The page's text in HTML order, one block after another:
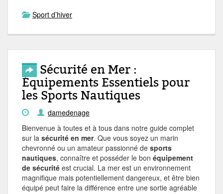
Sport d’hiver
Sécurité en Mer :
Équipements Essentiels pour
les Sports Nautiques
damedenage
Bienvenue à toutes et à tous dans notre guide complet
sur la sécurité en mer. Que vous soyez un marin
chevronné ou un amateur passionné de sports
nautiques, connaître et posséder le bon équipement
de sécurité est crucial. La mer est un environnement
magnifique mais potentiellement dangereux, et être bien
équipé peut faire la différence entre une sortie agréable